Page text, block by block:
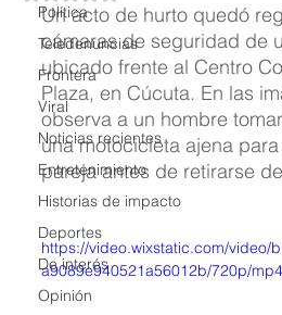
Política
Teledenuncias
Frontera
Viral
Noticias recientes
Entretenimiento
Historias de impacto
Deportes
De interés
Opinión
Un acto de hurto quedó
cámaras de seguridad de
ubicado frente al Centro
Plaza, en Cúcuta. En las
observa a un hombre
una motocicleta ajena
pareja antes de retirarse
https://video.wixstatic.com/video/
a9089e940521a56012b/720p/